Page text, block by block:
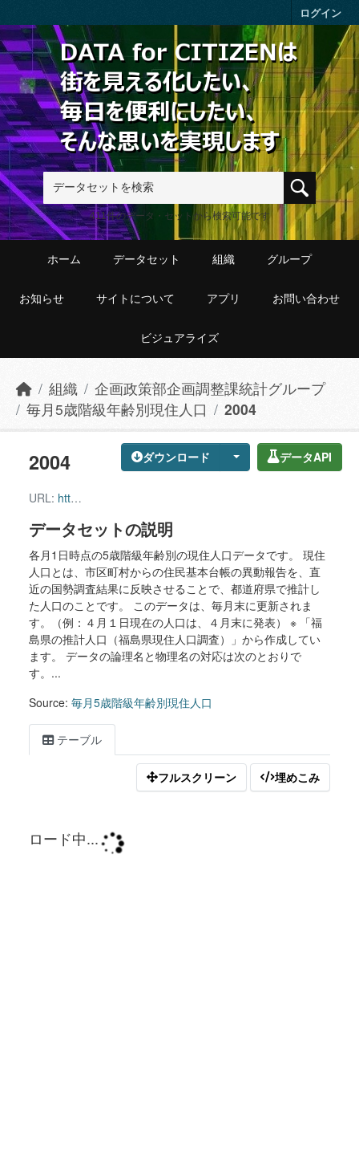
ログイン
411件のデータ・セットから検索可能です
ホーム データセット 組織 グループ
お知らせ サイトについて アプリ お問い合わせ
ビジュアライズ
組織
企画政策部企画調整課統計グループ
毎月5歳階級年齢別現住人口
2004
ダウンロード データAPI
2004
URL: https://data.data4citizen.jp/dataset/e9ff8758-56cb-41f8-8b68-a8a9baf3a8a3/resource/5752d7ae-3415-484e-a84c-5126892fd25f/download/2004.csv
データセットの説明
各月1日時点の5歳階級年齢別の現住人口データです。 現住
人口とは、市区町村からの住民基本台帳の異動報告を、直
近の国勢調査結果に反映させることで、都道府県で推計し
た人口のことです。 このデータは、毎月末に更新されま
す。（例：４月１日現在の人口は、４月末に発表） ※ 「福
島県の推計人口（福島県現住人口調査）」から作成してい
ます。 データの論理名と物理名の対応は次のとおりで
す。...
Source: 毎月5歳階級年齢別現住人口
テーブル
フルスクリーン 埋めこみ